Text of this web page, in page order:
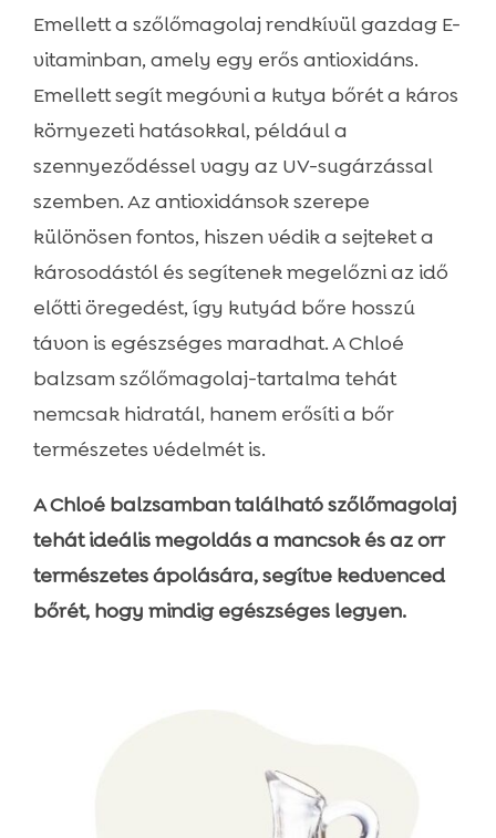
Emellett a szőlőmagolaj rendkívül gazdag E-
vitaminban, amely egy erős antioxidáns.
Emellett segít megóvni a kutya bőrét a káros
környezeti hatásokkal, például a
szennyeződéssel vagy az UV-sugárzással
szemben. Az antioxidánsok szerepe
különösen fontos, hiszen védik a sejteket a
károsodástól és segítenek megelőzni az idő
előtti öregedést, így kutyád bőre hosszú
távon is egészséges maradhat. A Chloé
balzsam szőlőmagolaj-tartalma tehát
nemcsak hidratál, hanem erősíti a bőr
természetes védelmét is.
A Chloé balzsamban található szőlőmagolaj
tehát ideális megoldás a mancsok és az orr
természetes ápolására, segítve kedvenced
bőrét, hogy mindig egészséges legyen.